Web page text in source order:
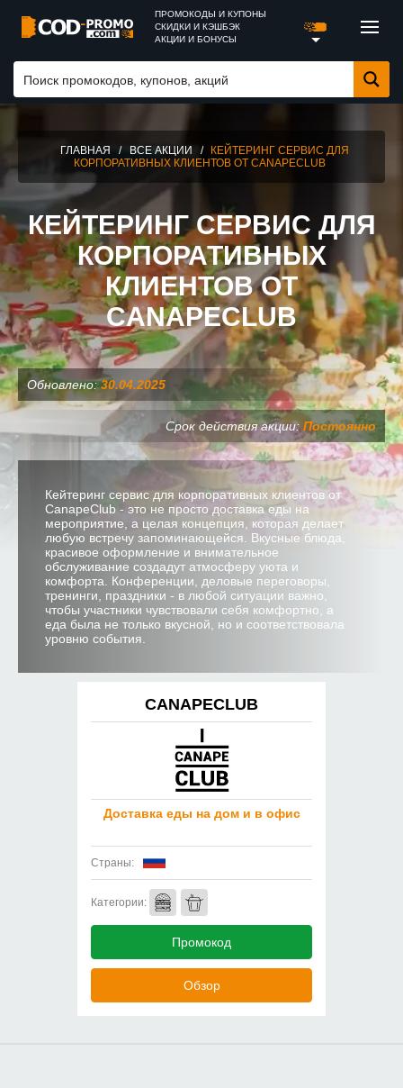
ПРОМОКОДЫ И КУПОНЫ
СКИДКИ И КЭШБЭК
АКЦИИ И БОНУСЫ
ГЛАВНАЯ / ВСЕ АКЦИИ /
КЕЙТЕРИНГ СЕРВИС ДЛЯ
КОРПОРАТИВНЫХ КЛИЕНТОВ ОТ CANAPECLUB
КЕЙТЕРИНГ СЕРВИС ДЛЯ
КОРПОРАТИВНЫХ
КЛИЕНТОВ ОТ
CANAPECLUB
Обновлено:30.04.2025
Срок действия акции:Постоянно
Кейтеринг сервис для корпоративных клиентов от
CanapeClub - это не просто доставка еды на
мероприятие, а целая концепция, которая делает
любую встречу запоминающейся. Вкусные блюда,
красивое оформление и внимательное
обслуживание создадут атмосферу уюта и
комфорта. Конференции, деловые переговоры,
тренинги, праздники - в любой ситуации важно,
чтобы участники чувствовали себя комфортно, а
еда была не только вкусной, но и соответствовала
уровню события.
CANAPECLUB
Доставка еды на дом и в офис
Страны:
Категории:
Промокод
Обзор